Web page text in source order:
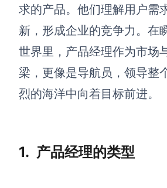
博思AIPPT
AI生成PPT，支持在线编辑
资源与下载
向团队介绍
求的产品。他们理解用户需
新，形成企业的竞争力。在
世界里，产品经理作为市场
梁，更像是导航员，领导整
烈的海洋中向着目标前进。
1. 产品经理的类型